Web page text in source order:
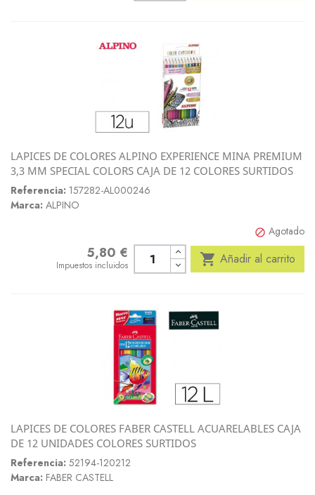
LAPICES DE COLORES ALPINO EXPERIENCE MINA PREMIUM
3,3 MM SPECIAL COLORS CAJA DE 12 COLORES SURTIDOS
Referencia: 157282-AL000246
Marca: ALPINO
 Agotado
5,80 €
Impuestos incluidos  Añadir al carrito
LAPICES DE COLORES FABER CASTELL ACUARELABLES CAJA
DE 12 UNIDADES COLORES SURTIDOS
Referencia: 52194-120212
Marca: FABER CASTELL